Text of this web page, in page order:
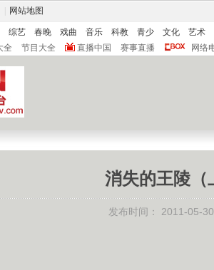
网站地图
综艺 春晚 戏曲 音乐 科教 青少 文化
艺术
全 节目大全 直播中国 赛事直播 网络
消失的王陵（
发布时间： 2011-05-